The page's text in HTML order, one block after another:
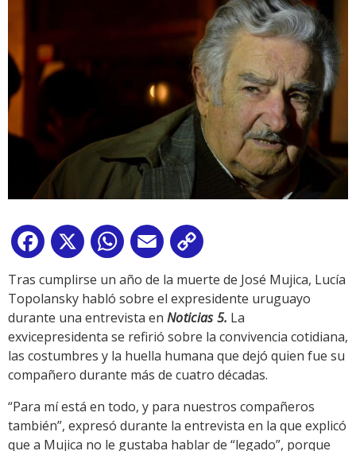
Facebook
X WhatsApp
Email
Link
Tras cumplirse un año de la muerte de José Mujica, Lucía
Topolansky habló sobre el expresidente uruguayo
durante una entrevista en Noticias 5. La
exvicepresidenta se refirió sobre la convivencia cotidiana,
las costumbres y la huella humana que dejó quien fue su
compañero durante más de cuatro décadas.
“Para mí está en todo, y para nuestros compañeros
también”, expresó durante la entrevista en la que explicó
que a Mujica no le gustaba hablar de “legado”, porque